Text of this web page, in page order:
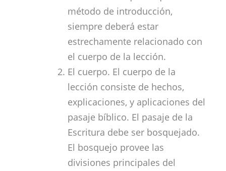
método de introducción,
siempre deberá estar
estrechamente relacionado con
el cuerpo de la lección.
El cuerpo. El cuerpo de la
lección consiste de hechos,
explicaciones, y aplicaciones del
pasaje bíblico. El pasaje de la
Escritura debe ser bosquejado.
El bosquejo provee las
divisiones principales del